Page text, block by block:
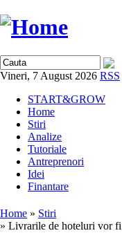
Vineri, 7 August 2026 RSS
START&GROW
Home
Stiri
Analize
Tutoriale
Antreprenori
Idei
Finantare
Home » Stiri
» Livrarile de hoteluri vor